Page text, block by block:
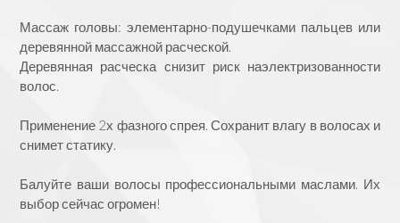
Массаж головы: элементарно-подушечками пальцев или
деревянной массажной расческой.
Деревянная расческа снизит риск наэлектризованности
волос.
Применение 2х фазного спрея. Сохранит влагу в волосах и
снимет статику.
Балуйте ваши волосы профессиональными маслами. Их
выбор сейчас огромен!